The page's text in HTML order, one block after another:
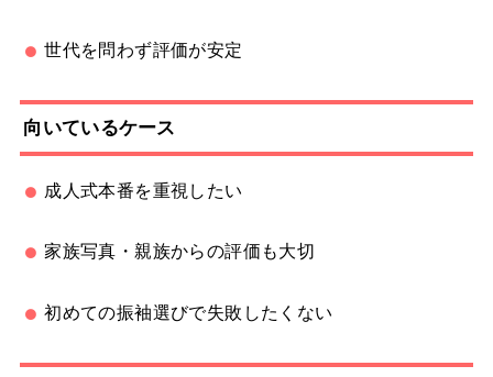
世代を問わず評価が安定
向いているケース
成人式本番を重視したい
家族写真・親族からの評価も大切
初めての振袖選びで失敗したくない